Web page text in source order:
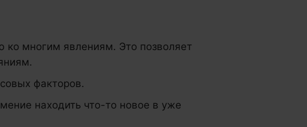
ко многим явлениям. Это позволяет
факторов.
находить что-то новое в уже